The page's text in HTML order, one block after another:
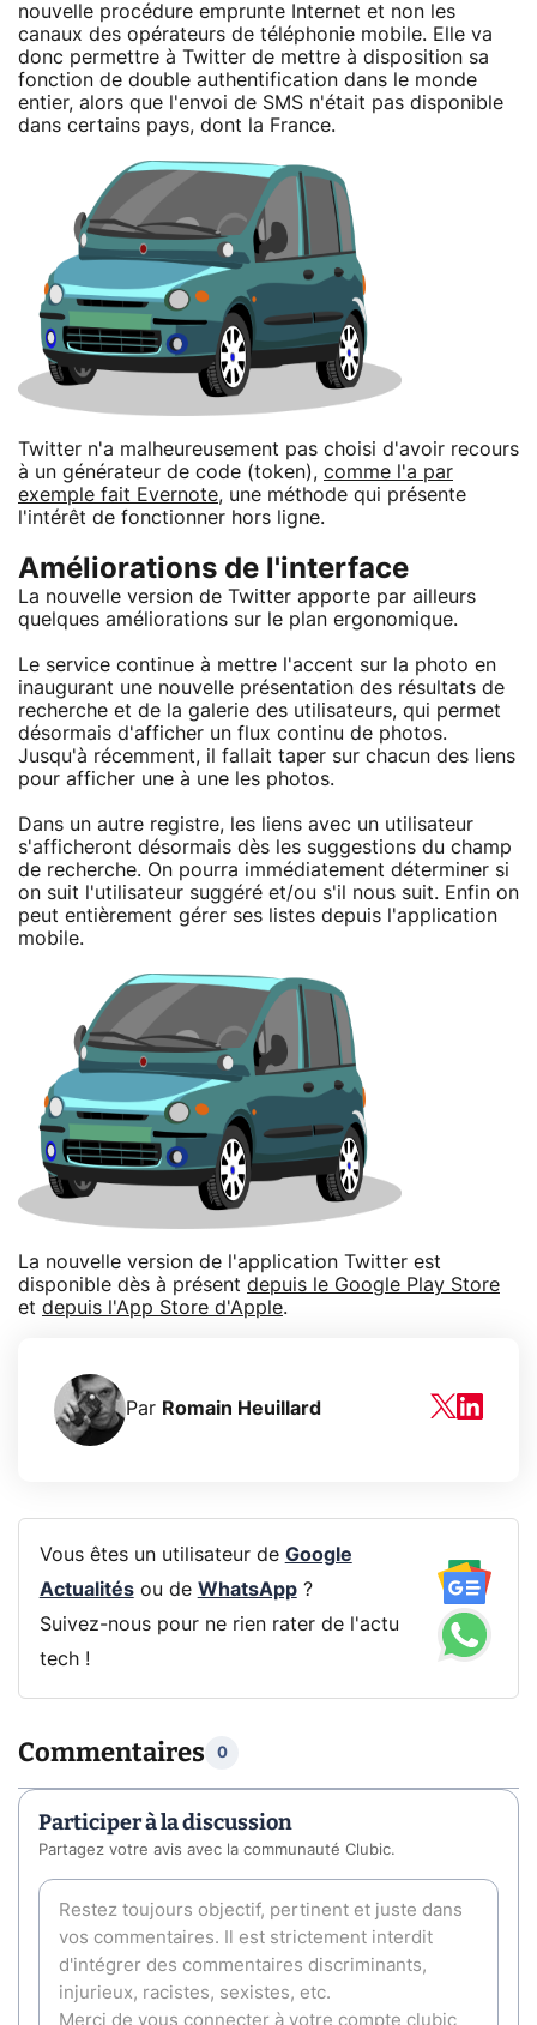
nouvelle procédure emprunte Internet et non les
canaux des opérateurs de téléphonie mobile. Elle va
donc permettre à Twitter de mettre à disposition sa
fonction de double authentification dans le monde
entier, alors que l'envoi de SMS n'était pas disponible
dans certains pays, dont la France.
Twitter n'a malheureusement pas choisi d'avoir recours
à un générateur de code (token), comme l'a par
exemple fait Evernote, une méthode qui présente
l'intérêt de fonctionner hors ligne.
Améliorations de l'interface
La nouvelle version de Twitter apporte par ailleurs
quelques améliorations sur le plan ergonomique.
Le service continue à mettre l'accent sur la photo en
inaugurant une nouvelle présentation des résultats de
recherche et de la galerie des utilisateurs, qui permet
désormais d'afficher un flux continu de photos.
Jusqu'à récemment, il fallait taper sur chacun des liens
pour afficher une à une les photos.
Dans un autre registre, les liens avec un utilisateur
s'afficheront désormais dès les suggestions du champ
de recherche. On pourra immédiatement déterminer si
on suit l'utilisateur suggéré et/ou s'il nous suit. Enfin on
peut entièrement gérer ses listes depuis l'application
mobile.
La nouvelle version de l'application Twitter est
disponible dès à présent depuis le Google Play Store
et depuis l'App Store d'Apple.
Par Romain Heuillard
Vous êtes un utilisateur de Google
Actualitésou de WhatsApp?
Suivez-nous pour ne rien rater de l'actu
tech !
Commentaires 0
Participer à la discussion
Partagez votre avis avec la communauté Clubic.